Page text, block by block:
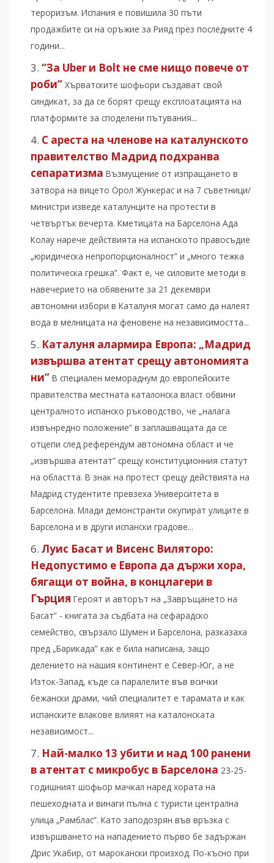
тероризъм. Испания е повишила 30 пъти
продажбите си на оръжие за Рияд през последните 4
години...
“За Uber и Bolt не сме нищо повече от
роби” Хърватските шофьори създават свой
синдикат, за да се борят срещу експлоатацията на
платформите за споделени пътувания...
С ареста на членове на каталунското
правителство Мадрид подхранва
сепаратизма Възмущение от изпращането в
затвора на вицето Орол Жункерас и на 7 съветници/
министри изведе каталунците на протести в
четвъртък вечерта. Кметицата на Барселона Ада
Колау нарече действията на испанското правосъдие
„юридическа непропорционалност” и „много тежка
политическа грешка”. Факт е, че силовите методи в
навечерието на обявените за 21 декември
автономни избори в Каталуня могат само да налеят
вода в мелницата на феновене на независимостта...
Каталуня алармира Европа: „Мадрид
извършва атентат срещу автономията
ни” В специален мемораднум до европейските
правителства местната каталонска власт обвини
централното испанско ръководство, че „налага
извънредно положение” в заплашващата да се
отцепи след референдум автономна област и че
„извършва атентат” срещу конституционния статут
на областта. В знак на протест срещу действията на
Мадрид студентите превзеха Университета в
Барселона. Млади демонстранти окупират улиците в
Барселона и в други испански градове...
Луис Басат и Висенс Виляторо:
Недопустимо е Европа да държи хора,
бягащи от война, в концлагери в
Гърция Героят и авторът на „Завръщането на
Басат” - книгата за съдбата на сефарадско
семейство, свързало Шумен и Барселона, разказаха
пред „Барикада” как е била написана, защо
делението на нашия континент е Север-Юг, а не
Изток-Запад, къде са паралелите във всички
бежански драми, чий специалитет е тарамата и как
испанските влакове влияят на каталонската
независимост...
Най-малко 13 убити и над 100 ранени
в атентат с микробус в Барселона 23-25-
годишният шофьор мачкал наред хората на
пешеходната и винаги пълна с туристи централна
улица „Рамблас”. Като заподозрян във връзка с
извършването на нападението първо бе задържан
Дрис Укабир, от марокански произход. По-късно при